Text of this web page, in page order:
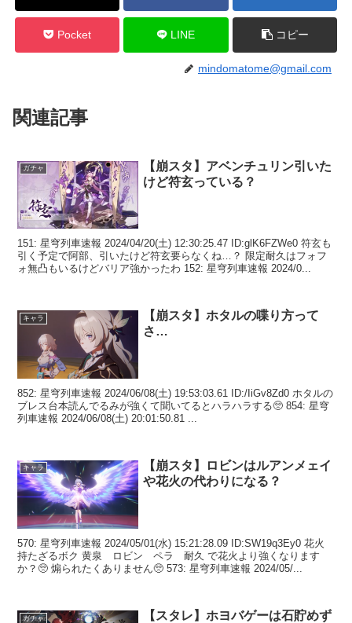
Pocket LINE コピー
mindomatome@gmail.com
関連記事
ガチャ
【崩スタ】アベンチュリン引いた
けど符玄っている？
151: 星穹列車速報 2024/04/20(土) 12:30:25.47 ID:glK6FZWe0 符玄も
引く予定で阿部、引いたけど符玄要らなくね…？ 限定耐久はフォフ
ォ無凸もいるけどバリア強かったわ 152: 星穹列車速報 2024/0...
キャラ
【崩スタ】ホタルの喋り方って
さ…
852: 星穹列車速報 2024/06/08(土) 19:53:03.61 ID:/IiGv8Zd0 ホタルの
ブレス台本読んでるみが強くて聞いてるとハラハラする🥺 854: 星穹
列車速報 2024/06/08(土) 20:01:50.81 ...
キャラ
【崩スタ】ロビンはルアンメェイ
や花火の代わりになる？
570: 星穹列車速報 2024/05/01(水) 15:21:28.09 ID:SW19q3Ey0 花火
持たざるボク 黄泉 ロビン ペラ 耐久 で花火より強くなります
か？🥺 煽られたくありません🥺 573: 星穹列車速報 2024/05/...
ガチャ
【スタレ】ホヨバゲーは石貯めず